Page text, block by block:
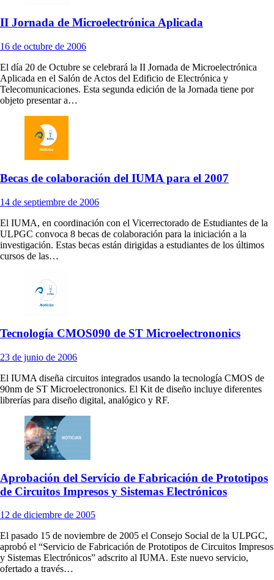
II Jornada de Microelectrónica Aplicada
16 de octubre de 2006
El día 20 de Octubre se celebrará la II Jornada de Microelectrónica
Aplicada en el Salón de Actos del Edificio de Electrónica y
Telecomunicaciones. Esta segunda edición de la Jornada tiene por
objeto presentar a…
Becas de colaboración del IUMA para el 2007
14 de septiembre de 2006
El IUMA, en coordinación con el Vicerrectorado de Estudiantes de la
ULPGC convoca 8 becas de colaboración para la iniciación a la
investigación. Estas becas están dirigidas a estudiantes de los últimos
cursos de las…
Tecnología CMOS090 de ST Microelectrononics
23 de junio de 2006
El IUMA diseña circuitos integrados usando la tecnología CMOS de
90nm de ST Microelectrononics. El Kit de diseño incluye diferentes
librerías para diseño digital, analógico y RF.
Aprobación del Servicio de Fabricación de Prototipos
de Circuitos Impresos y Sistemas Electrónicos
12 de diciembre de 2005
El pasado 15 de noviembre de 2005 el Consejo Social de la ULPGC,
aprobó el “Servicio de Fabricación de Prototipos de Circuitos Impresos
y Sistemas Electrónicos” adscrito al IUMA. Este nuevo servicio,
ofertado a través…